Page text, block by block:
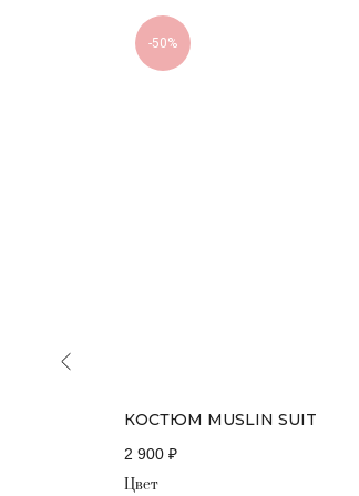
-50%
КОСТЮМ MUSLIN SUIT
2 900 ₽
Цвет